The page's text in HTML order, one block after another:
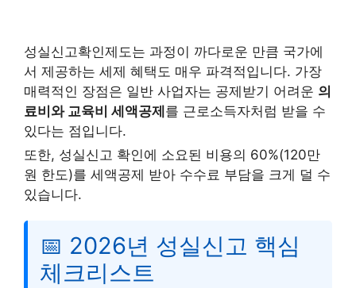
성실신고확인제도는 과정이 까다로운 만큼 국가에
서 제공하는 세제 혜택도 매우 파격적입니다. 가장
매력적인 장점은 일반 사업자는 공제받기 어려운 의
료비와 교육비 세액공제를 근로소득자처럼 받을 수
있다는 점입니다.
또한, 성실신고 확인에 소요된 비용의 60%(120만
원 한도)를 세액공제 받아 수수료 부담을 크게 덜 수
있습니다.
📅 2026년 성실신고 핵심
체크리스트